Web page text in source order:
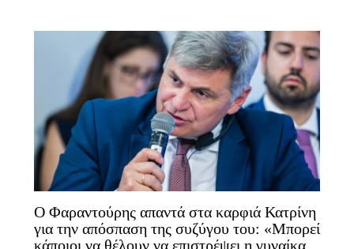
Ο Φαραντούρης απαντά στα καρφιά Κατρίνη
για την απόσπαση της συζύγου του: «Μπορεί
κάποιοι να θέλουν να επιστρέψει η γυναίκα